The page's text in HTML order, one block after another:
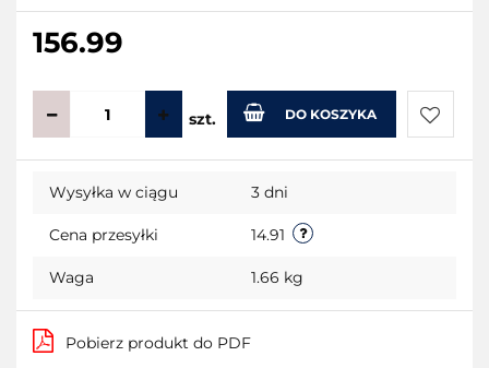
156.99
szt. DO KOSZYKA
Do
Wysyłka w ciągu 3 dni
Cena przesyłki 14.91
Waga 1.66 kg
Pobierz produkt do PDF